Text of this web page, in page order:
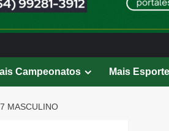
Campeonatos Mais
MASCULINO